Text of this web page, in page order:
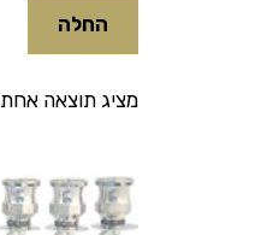
החלה
מציג תוצאה אחת